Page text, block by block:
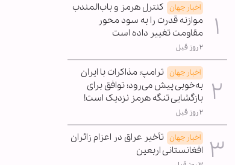
اخبار جهان کنترل هرمز و باب‌المندب
موازنه قدرت را به سود محور
مقاومت تغییر داده است
۲ روز قبل
اخبار جهان ترامپ: مذاکرات با ایران
به‌خوبی پیش می‌رود؛ توافق برای
بازگشایی تنگه هرمز نزدیک است!
۲ روز قبل
اخبار جهان تأخیر عراق در اعزام زائران
افغانستانی اربعین